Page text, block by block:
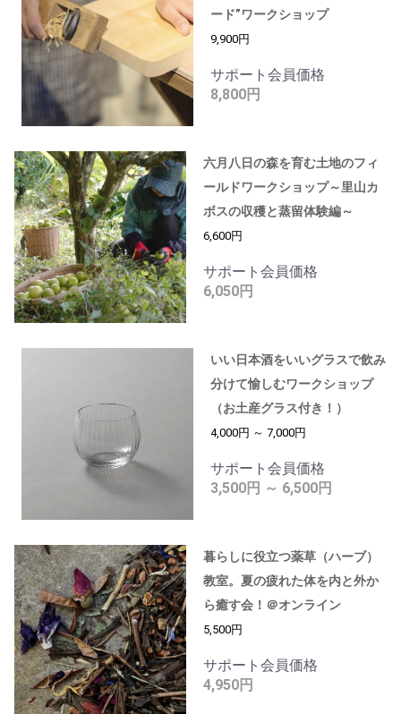
ード”ワークショップ
9,900円
サポート会員価格
8,800円
六月八日の森を育む土地のフィ
ールドワークショップ～里山カ
ボスの収穫と蒸留体験編～
6,600円
サポート会員価格
6,050円
いい日本酒をいいグラスで飲み
分けて愉しむワークショップ
（お土産グラス付き！）
4,000円 ～ 7,000円
サポート会員価格
3,500円 ～ 6,500円
暮らしに役立つ薬草（ハーブ）
教室。夏の疲れた体を内と外か
ら癒す会！＠オンライン
5,500円
サポート会員価格
4,950円